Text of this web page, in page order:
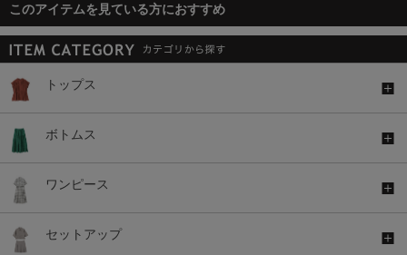
このアイテムを見ている方におすすめ
トップス
ボトムス
ワンピース
セットアップ